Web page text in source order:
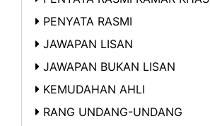
PENYATA RASMI
JAWAPAN LISAN
JAWAPAN BUKAN LISAN
KEMUDAHAN AHLI
RANG UNDANG-UNDANG